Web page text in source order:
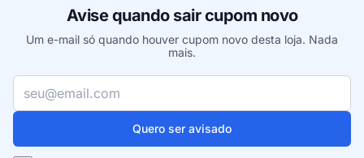
Avise quando sair cupom novo
Um e-mail só quando houver cupom novo desta loja. Nada
mais.
Seu e-mail
Quero ser avisado